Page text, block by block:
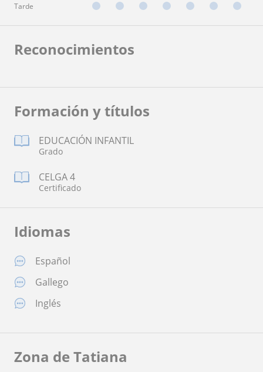
Tarde
Reconocimientos
Formación y títulos
EDUCACIÓN INFANTIL
Grado
CELGA 4
Certificado
Idiomas
Español
Gallego
Inglés
Zona de Tatiana